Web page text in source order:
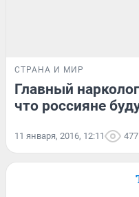
СТРАНА И МИР
Главный
что россияне
11 января, 2016, 12:11 477